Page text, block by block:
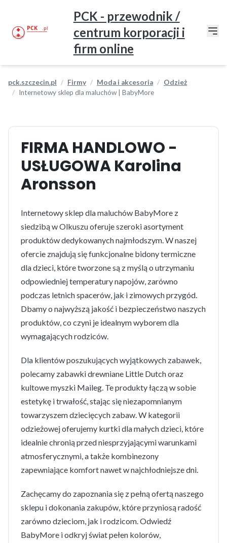
PCK - przewodnik /
centrum korporacji i
firm online
pck.szczecin.pl Firmy Moda i akcesoria
Odzież
Internetowy sklep dla maluchów | BabyMore
FIRMA HANDLOWO -
USŁUGOWA Karolina
Aronsson
Internetowy sklep dla maluchów BabyMore z
siedzibą w Olkuszu oferuje szeroki asortyment
produktów dedykowanych najmłodszym. W naszej
ofercie znajdują się funkcjonalne bidony termiczne
dla dzieci, które tworzone są z myślą o utrzymaniu
odpowiedniej temperatury napojów, zarówno
podczas letnich spacerów, jak i zimowych przygód.
Dbamy o najwyższą jakość i bezpieczeństwo naszych
produktów, co czyni je idealnym wyborem dla
wymagających rodziców.
Dla klientów poszukujących wyjątkowych zabawek,
polecamy zabawki drewniane Little Dutch oraz
kultowe myszki Maileg. Te produkty łączą w sobie
estetykę i trwałość, stając się niezapomnianym
towarzyszem dziecięcych zabaw. W kategorii
odzieżowej oferujemy kurtki dla małych dzieci, które
idealnie chronią przed niesprzyjającymi warunkami
atmosferycznymi, a także kombinezony
zapewniające komfort nawet w najchłodniejsze dni.
Zachęcamy do zapoznania się z pełną ofertą naszego
sklepu i dokonania zakupów, które przyniosą radość
zarówno dzieciom, jak i rodzicom. Odwiedź
BabyMore i odkryj świat pełen kolorów,